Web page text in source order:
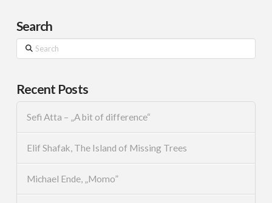
Search
Search
Recent Posts
Sefi Atta – „A bit of difference“
Elif Shafak, The Island of Missing Trees
Michael Ende, „Momo”